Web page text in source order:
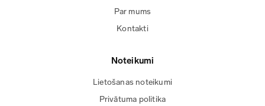
Par mums
Kontakti
Noteikumi
Lietošanas noteikumi
Privātuma politika